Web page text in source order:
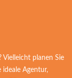
Vielleicht planen Sie
ideale Agentur,